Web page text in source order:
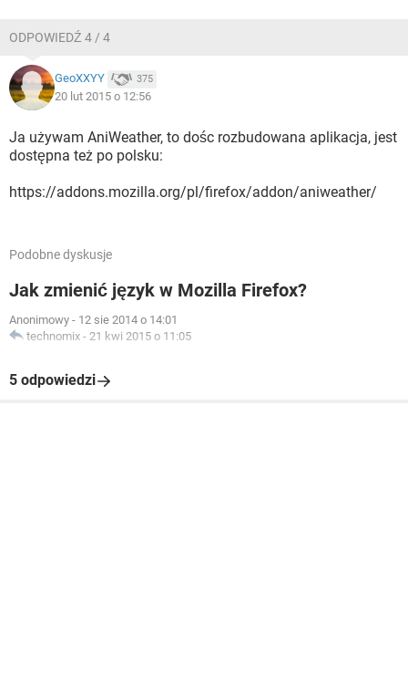
ODPOWIEDŹ 4 / 4
GeoXXYY 375
20 lut 2015 o 12:56
Ja używam AniWeather, to dośc rozbudowana aplikacja, jest
dostępna też po polsku:
https://addons.mozilla.org/pl/firefox/addon/aniweather/
Podobne dyskusje
Jak zmienić język w Mozilla Firefox?
Anonimowy - 12 sie 2014 o 14:01
technomix - 21 kwi 2015 o 11:05
5 odpowiedzi